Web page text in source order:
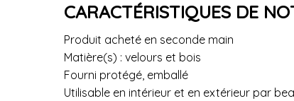
CARACTÉRISTIQUES DE
Produit acheté en seconde main
Matière(s) : velours et bois
Fourni protégé, emballé
Utilisable en intérieur et en extérieur par